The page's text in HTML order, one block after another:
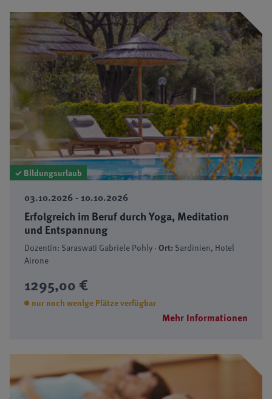
✓ Bildungsurlaub
03.10.2026 - 10.10.2026
Erfolgreich im Beruf durch Yoga, Meditation
und Entspannung
Dozentin: Saraswati Gabriele Pohly ·Ort: Sardinien, Hotel
Airone
1295,00 €
nur noch wenige Plätze verfügbar
Mehr Informationen